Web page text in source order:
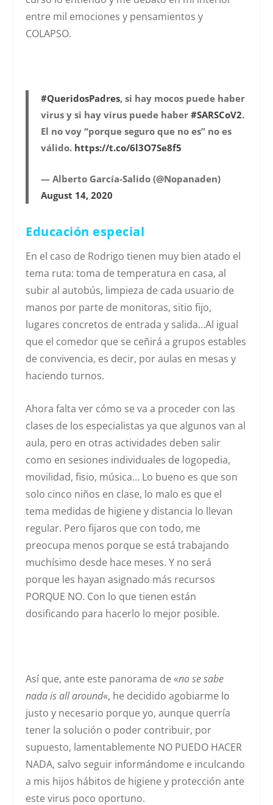
entre mil emociones y pensamientos y
COLAPSO.
#QueridosPadres, si hay mocos puede haber
virus y si hay virus puede haber#SARSCoV2.
El no voy “porque seguro que no es” no es
válido. https://t.co/6l3O7Se8f5
— Alberto García-Salido (@Nopanaden)
August 14, 2020
Educación especial
En el caso de Rodrigo tienen muy bien atado el
tema ruta: toma de temperatura en casa, al
subir al autobús, limpieza de cada usuario de
manos por parte de monitoras, sitio fijo,
lugares concretos de entrada y salida…Al igual
que el comedor que se ceñirá a grupos estables
de convivencia, es decir, por aulas en mesas y
haciendo turnos.
Ahora falta ver cómo se va a proceder con las
clases de los especialistas ya que algunos van al
aula, pero en otras actividades deben salir
como en sesiones individuales de logopedia,
movilidad, fisio, música… Lo bueno es que son
solo cinco niños en clase, lo malo es que el
tema medidas de higiene y distancia lo llevan
regular. Pero fijaros que con todo, me
preocupa menos porque se está trabajando
muchísimo desde hace meses. Y no será
porque les hayan asignado más recursos
PORQUE NO. Con lo que tienen están
dosificando para hacerlo lo mejor posible.
Así que, ante este panorama de «no se sabe
nada is all around«, he decidido agobiarme lo
justo y necesario porque yo, aunque querría
tener la solución o poder contribuir, por
supuesto, lamentablemente NO PUEDO HACER
NADA, salvo seguir informándome e inculcando
a mis hijos hábitos de higiene y protección ante
este virus poco oportuno.